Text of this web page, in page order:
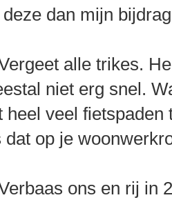
deze dan mijn
alle trikes.
niet erg snel.
heel veel
dat op je
ons en rij in